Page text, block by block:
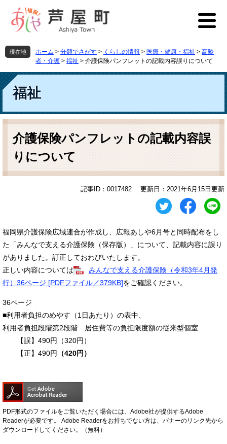
先
頭
。
を
飛
て
文
現在地 ホーム > 分類でさがす > くらしの情報 > 医療・健康・福祉 > 高齢
者・介護 > 福祉 > 介護保険パンフレットの記載内容誤りについて
福祉
本
介護保険パンフレットの記載内容誤
りについて
記事ID：0017482 更新日：2021年6月15日更新
福岡県介護保険広域連合が作成し、広報あしや6月号と同時配布をし
た「みんなで支える介護保険（保存版）」について、記載内容に誤り
がありました。訂正しておわびいたします。
正しい内容については
みんなで支える介護保険（令和3年4月発
行）36ページ [PDFファイル／379KB]をご確認ください。
36ページ
■利用者負担のめやす（1日あたり）の表中、
利用者負担段階第2段階 居住費等の負担限度額の従来型個室
【誤】490円（320円）
【正】490円
（420円）
PDF形式のファイルをご覧いただく場合には、Adobe社が提供するAdobe
Readerが必要です。
Adobe Readerをお持ちでない方は、バナーのリンク先から
ダウンロードしてください。（無料）